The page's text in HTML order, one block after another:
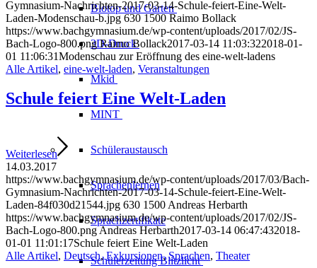
Biotop und Garten
3D-Druck
Mkid
MINT
Schüleraustausch
Sprachenlernen
Sprachzertifikate
SchülerzeitungBlitzlicht
Gymnasium-Nachrichten-2017-03-14-Schule-feiert-Eine-Welt-
Laden-Modenschau-b.jpg 630 1500 Raimo Bollack
https://www.bachgymnasium.de/wp-content/uploads/2017/02/JS-
Bach-Logo-800.png Raimo Bollack2017-03-14 11:03:322018-01-
01 11:06:31Modenschau zur Eröffnung des eine-welt-ladens
Alle Artikel, eine-welt-laden, Veranstaltungen
Schule feiert Eine Welt-Laden
Weiterlesen
14.03.2017
https://www.bachgymnasium.de/wp-content/uploads/2017/03/Bach-
Gymnasium-Nachrichten-2017-03-14-Schule-feiert-Eine-Welt-
Laden-84f030d21544.jpg 630 1500 Andreas Herbarth
https://www.bachgymnasium.de/wp-content/uploads/2017/02/JS-
Bach-Logo-800.pngAndreas Herbarth2017-03-14 06:47:432018-
01-01 11:01:17Schule feiert Eine Welt-Laden
Alle Artikel, Deutsch,Exkursionen,Sprachen, Theater